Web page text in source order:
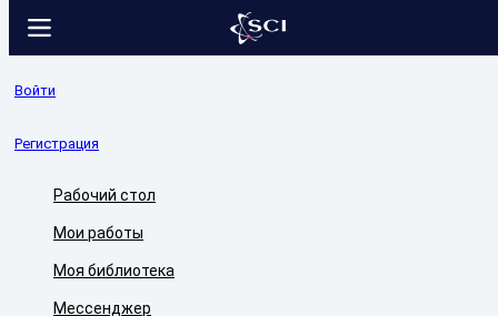
Войти
Регистрация
Рабочий стол
Мои работы
Моя библиотека
Мессенджер